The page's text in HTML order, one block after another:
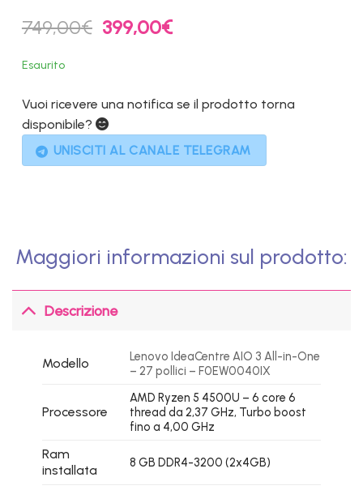
749,00€ Il
prezzo
749,00€.
399,00€Il
399,00€.
Esaurito
Vuoi ricevere una notifica se il prodotto torna
disponibile?
UNISCITI AL CANALE TELEGRAM
Maggiori informazioni sul prodotto:
Descrizione
Modello
Lenovo IdeaCentre AIO 3 All-in-One
– 27 pollici – F0EW0040IX
Processore
AMD Ryzen 5 4500U – 6 core 6
thread da 2,37 GHz, Turbo boost
fino a 4,00 GHz
Ram
installata
8 GB DDR4-3200 (2x4GB)